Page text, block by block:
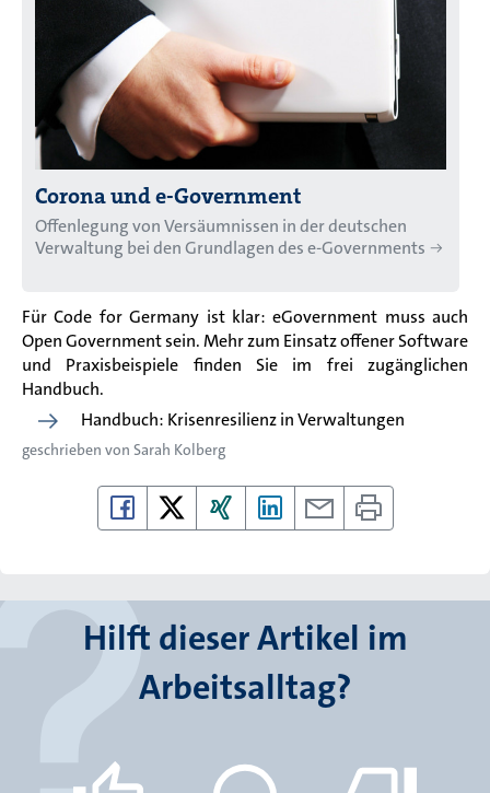
Corona und e-Government
Offenlegung von Versäumnissen in der deutschen
Verwaltung bei den Grundlagen des e-Governments
Für Code for Germany ist klar: eGovernment muss auch
Open Government sein. Mehr zum Einsatz offener Software
und Praxisbeispiele finden Sie im frei zugänglichen
Handbuch.
Handbuch: Krisenresilienz in Verwaltungen
geschrieben von Sarah Kolberg
Hilft dieser Artikel im
Arbeitsalltag?